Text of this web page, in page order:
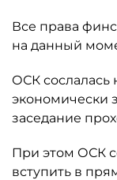
Все права
на данный
ОСК сослалась
экономически
заседание
При этом ОСК
вступить в